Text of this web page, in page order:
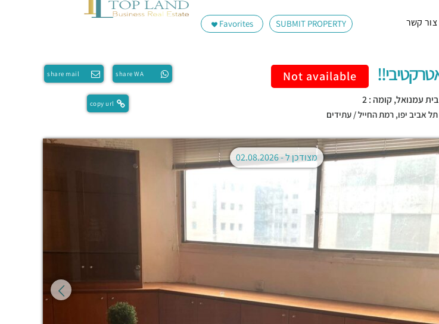
SUBMIT PROPERTY
Favorites צור קשר
share WA
share mail
copy url
Not available
בית עמנואל, קומה : 2
תל אביב יפו, רמת החייל / עתידים
מצודכן ל -